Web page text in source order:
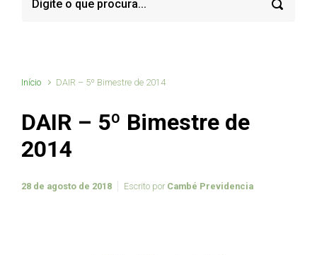
Início DAIR – 5º Bimestre de 2014
DAIR – 5º Bimestre de
2014
28 de agosto de 2018 Escrito por Cambé Previdencia